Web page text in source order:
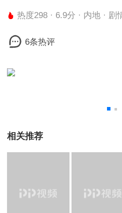
热度298 · 6.9分 · 内地 · 剧
6条热评
相关推荐